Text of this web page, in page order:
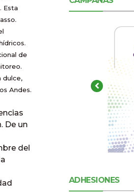
Esta
de
dulce,
Andes.
De un
del
ADHESIONES